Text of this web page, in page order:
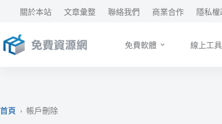
要
內
關於本站 文章彙整 聯絡我們 商業合作 隱私
免費軟體 線上工具
首頁 › 帳戶刪除